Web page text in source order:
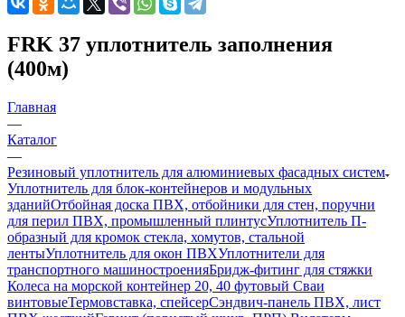
FRK 37 уплотнитель заполнения
(400м)
Главная
—
Каталог
—
Резиновый уплотнитель для алюминиевых фасадных систем
Уплотнитель для блок-контейнеров и модульных
зданийОтбойная доска ПВХ, отбойники для стен, поручни
для перил ПВХ, промышленный плинтусУплотнитель П-
образный для кромок стекла, хомутов, стальной
лентыУплотнитель для окон ПВХУплотнители для
транспортного машиностроенияБридж-фитинг для стяжки
Колеса на морской контейнер 20, 40 футовый Сваи
винтовыеТермовставка, спейсерСэндвич-панель ПВХ, лист